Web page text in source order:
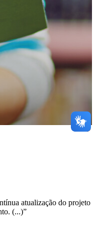
atualização do projeto
(...)”